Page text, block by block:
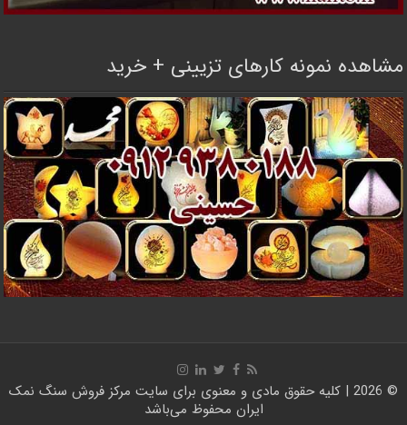
مشاهده نمونه کارهای تزیینی + خرید
© 2026 | کلیه حقوق مادی و معنوی برای سایت
مرکز فروش سنگ نمک
ایران محفوظ می‌باشد